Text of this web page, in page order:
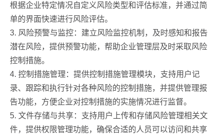
根据企业特定情况自定义风险类型和评估标准，并通过简
单的界面快速进行风险评估。
3. 风险预警与监控：建立风险监控机制，及时感知和报告
潜在风险，提供预警功能，帮助企业管理层及时采取风险
控制措施。
4. 控制措施管理：提供控制措施管理模块，支持用户记
录、跟踪和执行针对各种风险的控制措施，并提供管理报
告功能，方便企业对控制措施的实施情况进行监督。
5. 文件存储与共享：支持用户上传和存储风险管理相关文
件，提供权限管理功能，确保合适的人员可以访问和共享